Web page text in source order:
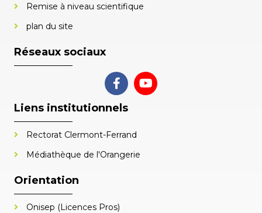
Remise à niveau scientifique
plan du site
Réseaux sociaux
Liens institutionnels
Rectorat Clermont-Ferrand
Médiathèque de l'Orangerie
Orientation
Onisep (Licences Pros)